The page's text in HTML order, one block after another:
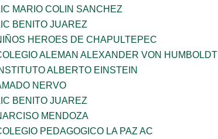
MARIO COLIN SANCHEZ
BENITO JUAREZ
HEROES DE CHAPULTEPEC
ALEMAN ALEXANDER VON HUMBOLDT
ALBERTO EINSTEIN
NERVO
BENITO JUAREZ
MENDOZA
PEDAGOGICO LA PAZ AC